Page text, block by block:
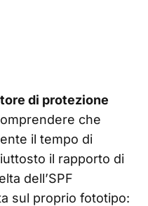
di protezione
che
il tempo di
il rapporto di
dell’SPF
sul proprio fototipo: